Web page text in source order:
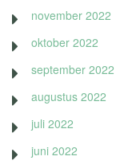
november 2022
oktober 2022
september 2022
augustus 2022
juli 2022
juni 2022